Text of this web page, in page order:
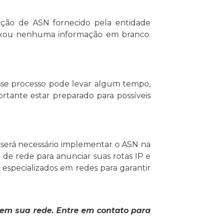
de ASN fornecido pela entidade
nenhuma informação em branco.
processo pode levar algum tempo,
estar preparado para possíveis
necessário implementar o ASN na
rede para anunciar suas rotas IP e
em redes para garantir
sua rede. Entre em contato para